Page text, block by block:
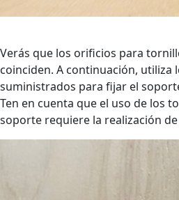
Verás que los orificios para
coinciden. A continuación, utiliza
suministrados para fijar el
Ten en cuenta que el uso de los
soporte requiere la realización